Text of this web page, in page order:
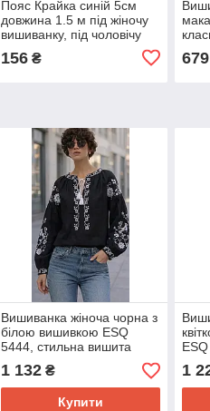
Пояс Крайка синій 5см
довжина 1.5 м під жіночу
вишиванку, під чоловічу
156₴ 679
Вишиванка жіноча чорна з
білою вишивкою ESQ
5444, стильна вишита
блузка з довгим рукавом
1 132₴
Купити
в
1